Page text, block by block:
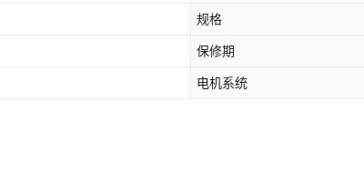
规格
保修期
电机系统